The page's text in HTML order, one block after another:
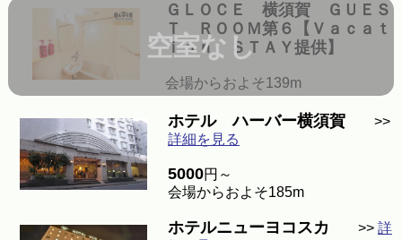
空室なし
ＧＬＯＣＥ 横須賀 ＧＵＥＳ
Ｔ ＲＯＯＭ第６【Ｖａｃａｔ
ｉｏｎ ＳＴＡＹ提供】
会場からおよそ139m
ホテル ハーバー横須賀 >>
詳細を見る
5000円～
会場からおよそ185m
ホテルニューヨコスカ >> 詳